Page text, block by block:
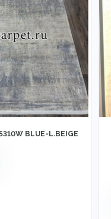
BLUE-L.BEIGE